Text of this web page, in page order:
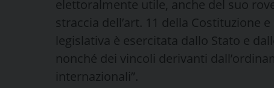
elettoralmente utile, anche del suo
straccia dell’art. 11 della Costituzione
legislativa è esercitata dallo Stato e
nonché dei vincoli derivanti
internazionali”.